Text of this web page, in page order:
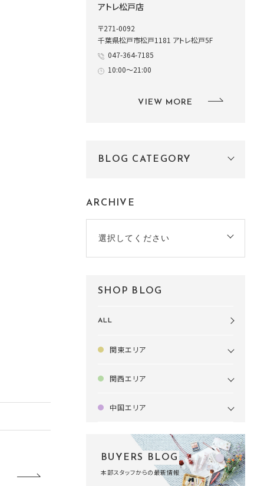
アトレ松戸店
〒271-0092
千葉県松戸市松戸1181 アトレ松戸5F
047-364-7185
10:00～21:00
VIEW MORE
BLOG CATEGORY
ARCHIVE
選択してください
SHOP BLOG
ALL
関東エリア
関西エリア
中国エリア
BUYERS BLOG
本部スタッフからの最新情報